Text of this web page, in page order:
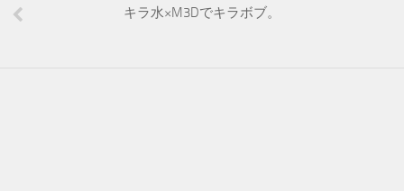
キラ水×M3Dでキラボブ。